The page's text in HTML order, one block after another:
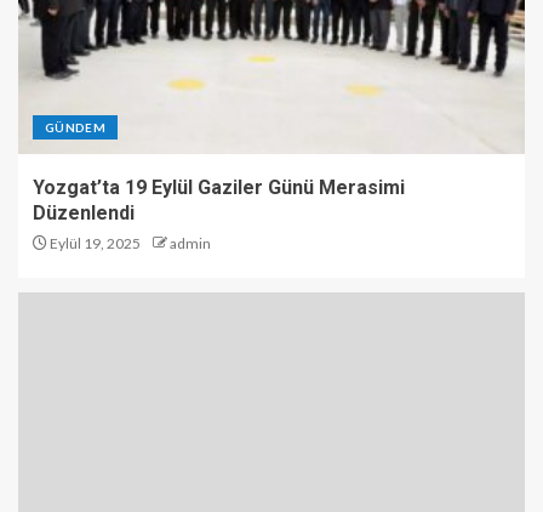
GÜNDEM
Yozgat’ta 19 Eylül Gaziler Günü Merasimi
Düzenlendi
Eylül 19, 2025 admin